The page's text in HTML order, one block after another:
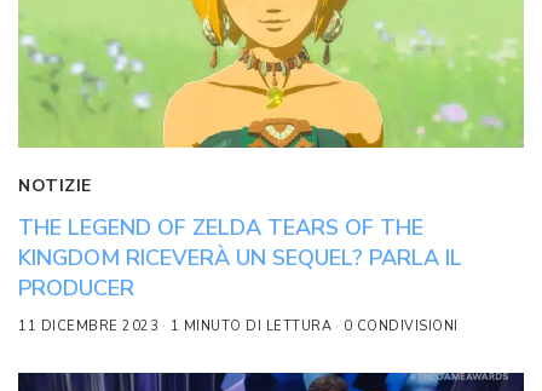
NOTIZIE
THE LEGEND OF ZELDA TEARS OF THE
KINGDOM RICEVERÀ UN SEQUEL? PARLA IL
PRODUCER
11 DICEMBRE 2023 1 MINUTO DI LETTURA 0 CONDIVISIONI